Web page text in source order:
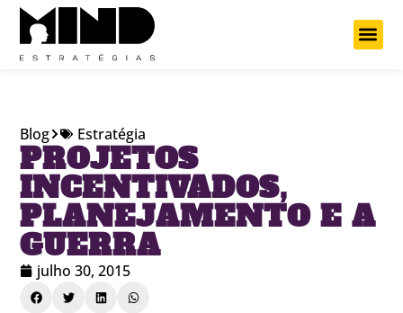
Blog Estratégia
PROJETOS
INCENTIVADOS,
PLANEJAMENTO E A
GUERRA
julho 30, 2015